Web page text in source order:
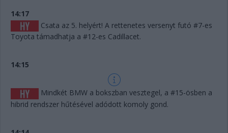
14:17
Csata az 5. helyért! A rettenetes versenyt futó #7-es
Toyota támadhatja a #12-es Cadillacet.
14:15
Mindkét BMW a bokszban vesztegel, a #15-ösben a
hibrid rendszer hűtésével adódott komoly gond.